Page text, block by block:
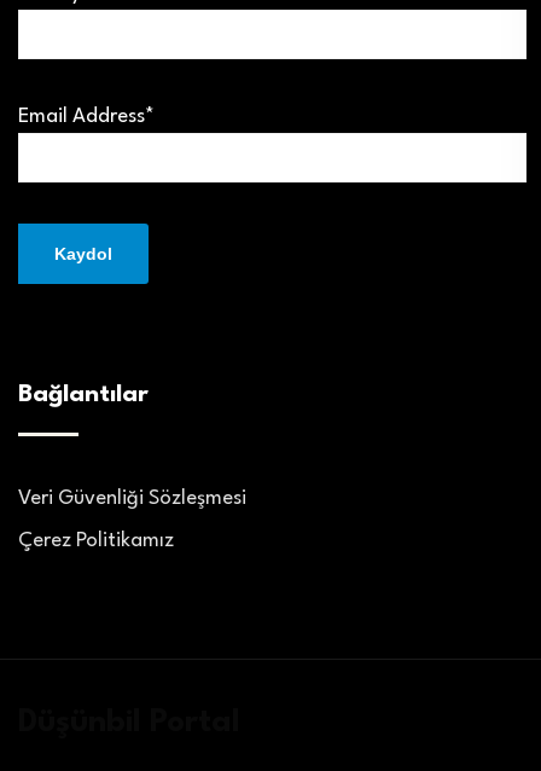
Email Address*
Bağlantılar
Veri Güvenliği Sözleşmesi
Çerez Politikamız